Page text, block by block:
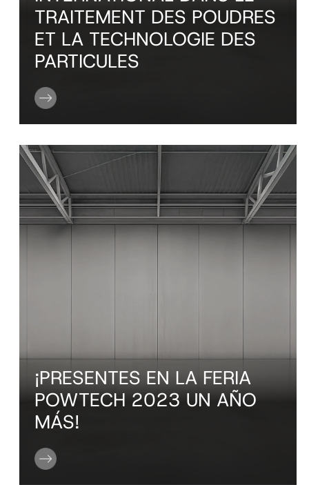
TRAITEMENT DES POUDRES
ET LA TECHNOLOGIE DES
PARTICULES
¡PRESENTES EN LA FERIA
POWTECH 2023 UN AÑO
MÁS!